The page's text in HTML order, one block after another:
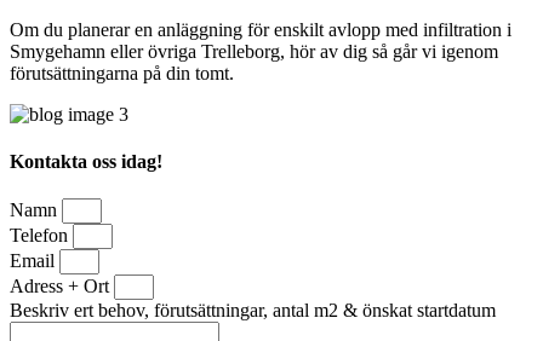
Om du planerar en anläggning för enskilt avlopp med infiltration i
Smygehamn eller övriga Trelleborg, hör av dig så går vi igenom
förutsättningarna på din tomt.
Kontakta oss idag!
Namn
Telefon
Email
Adress + Ort
Beskriv ert behov, förutsättningar, antal m2 & önskat startdatum